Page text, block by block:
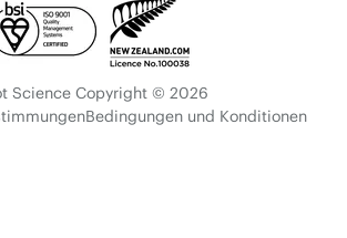
Science Copyright © 2026
Bedingungen und Konditionen